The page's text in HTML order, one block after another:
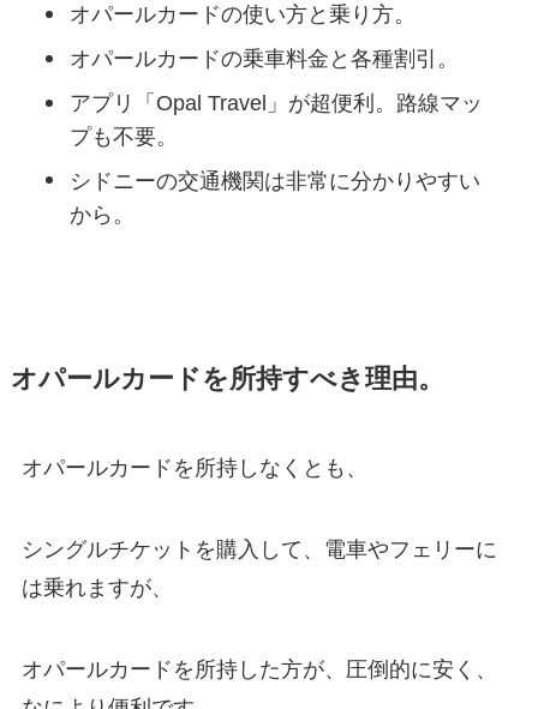
オパールカードの使い方と乗り方。
オパールカードの乗車料金と各種割引。
アプリ「Opal Travel」が超便利。路線マッ
プも不要。
シドニーの交通機関は非常に分かりやすい
から。
オパールカードを所持すべき理由。
オパールカードを所持しなくとも、
シングルチケットを購入して、電車やフェリーに
は乗れますが、
オパールカードを所持した方が、圧倒的に安く、